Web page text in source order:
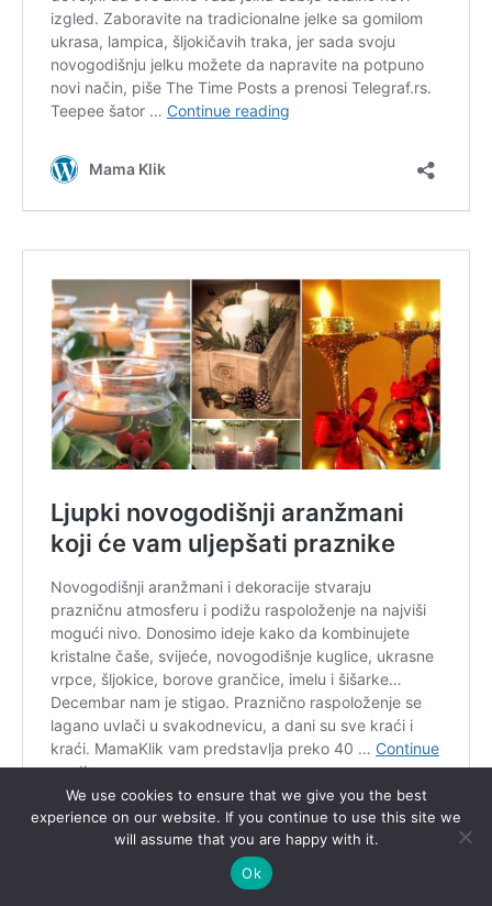
We use cookies to ensure that we give you the best
experience on our website. If you continue to use this site we
will assume that you are happy with it.
Ok